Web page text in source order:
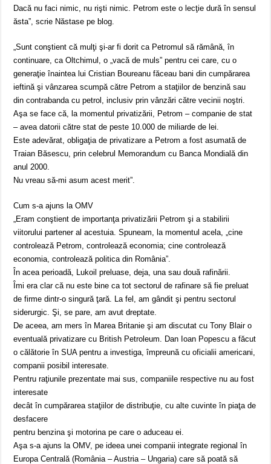
Dacă nu faci nimic, nu rişti nimic. Petrom este o lecţie dură în sensul
ăsta”, scrie Năstase pe blog.
„Sunt conştient că mulţi şi-ar fi dorit ca Petromul să rămână, în
continuare, ca Oltchimul, o „vacă de muls” pentru cei care, cu o
generaţie înaintea lui Cristian Boureanu făceau bani din cumpărarea
ieftină şi vânzarea scumpă către Petrom a staţiilor de benzină sau
din contrabanda cu petrol, inclusiv prin vânzări către vecinii noştri.
Aşa se face că, la momentul privatizării, Petrom – companie de stat
– avea datorii către stat de peste 10.000 de miliarde de lei.
Este adevărat, obligaţia de privatizare a Petrom a fost asumată de
Traian Băsescu, prin celebrul Memorandum cu Banca Mondială din
anul 2000.
Nu vreau să-mi asum acest merit”.
Cum s-a ajuns la OMV
„Eram conştient de importanţa privatizării Petrom şi a stabilirii
viitorului partener al acestuia. Spuneam, la momentul acela, „cine
controlează Petrom, controlează economia; cine controlează
economia, controlează politica din România”.
În acea perioadă, Lukoil preluase, deja, una sau două rafinării.
Îmi era clar că nu este bine ca tot sectorul de rafinare să fie preluat
de firme dintr-o singură ţară. La fel, am gândit şi pentru sectorul
siderurgic. Şi, se pare, am avut dreptate.
De aceea, am mers în Marea Britanie şi am discutat cu Tony Blair o
eventuală privatizare cu British Petroleum. Dan Ioan Popescu a făcut
o călătorie în SUA pentru a investiga, împreună cu oficialii americani,
companii posibil interesate.
Pentru raţiunile prezentate mai sus, companiile respective nu au fost
interesate
decât în cumpărarea staţiilor de distribuţie, cu alte cuvinte în piaţa de
desfacere
pentru benzina şi motorina pe care o aduceau ei.
Aşa s-a ajuns la OMV, pe ideea unei companii integrate regional în
Europa Centrală (România – Austria – Ungaria) care să poată să